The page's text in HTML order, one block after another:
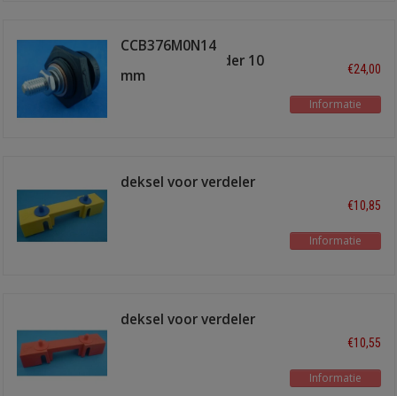
CCB376M0N14
doorvoerverbinder 10
mm
€24,00
Informatie
deksel voor verdeler
€10,85
Informatie
deksel voor verdeler
€10,55
Informatie